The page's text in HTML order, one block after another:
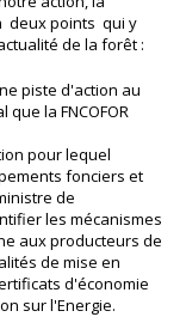
deux points qui y
de la forêt :
piste d'action au
la FNCOFOR
pour lequel
fonciers et
de
les mécanismes
aux producteurs de
de mise en
d'économie
sur l'Energie.